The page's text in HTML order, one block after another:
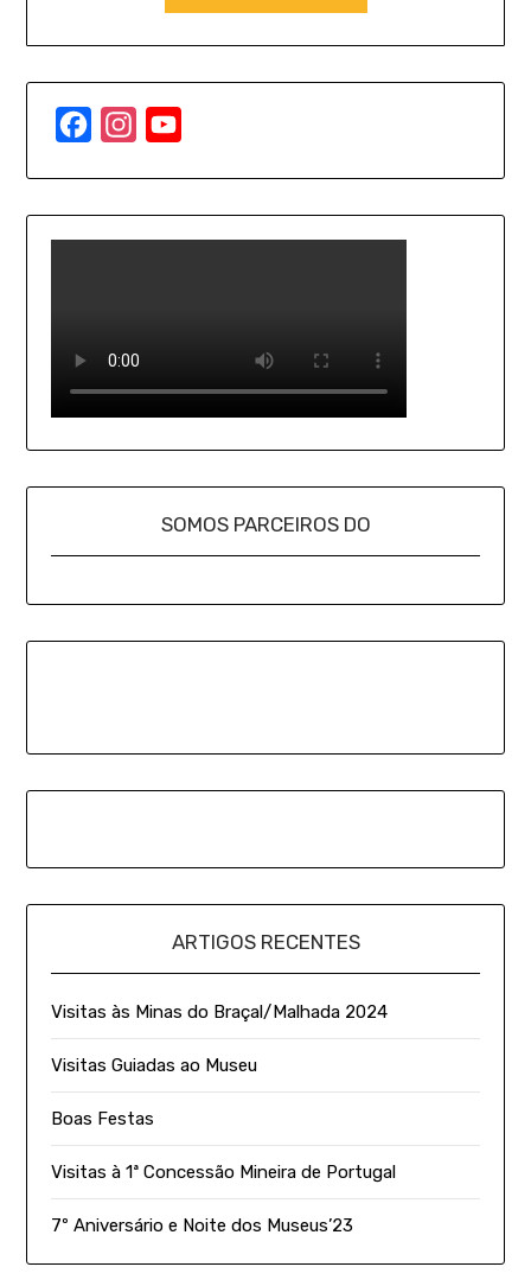
FacebookInstagram
SOMOS PARCEIROS DO
ARTIGOS RECENTES
Visitas às Minas do Braçal/Malhada 2024
Visitas Guiadas ao Museu
Boas Festas
Visitas à 1ª Concessão Mineira de Portugal
7º Aniversário e Noite dos Museus’23